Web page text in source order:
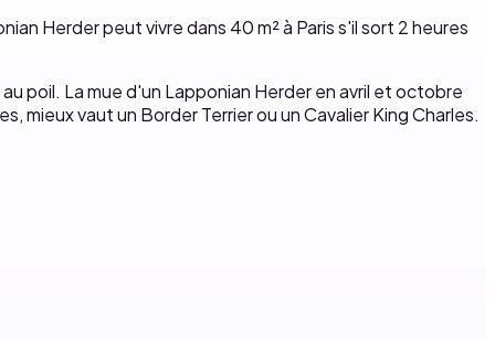
Herder peut vivre dans 40 m² à Paris s'il sort 2 heures
poil. La mue d'un Lapponian Herder en avril et octobre
mieux vaut un Border Terrier ou un Cavalier King Charles.